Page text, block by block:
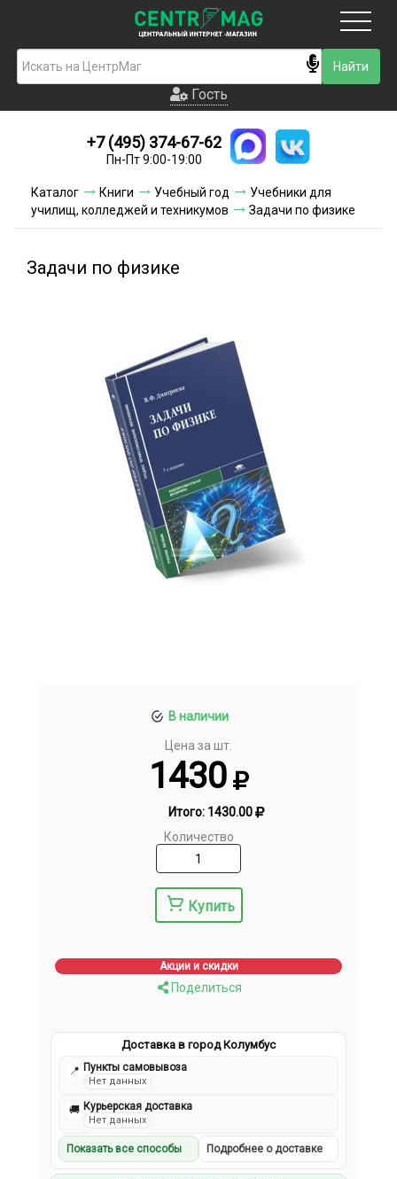
Гость
Новинки
Условия доставки
Контакты
Гость
+7 (495) 374-67-62
Пн-Пт 9:00-19:00
Каталог Книги Учебный год
Учебники для
училищ, колледжей и техникумов
Задачи по физике
Задачи по физике
В наличии
Цена за шт.
1430
Итого: 1430.00
Количество
Купить
Акции и скидки
Поделиться
Доставка в город Колумбус
📍 Пункты самовывоза
Нет данных
🚚 Курьерская доставка
Нет данных
Показать все способы Подробнее о доставке